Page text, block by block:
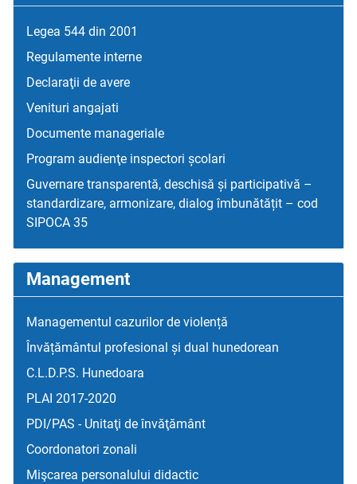
Legea 544 din 2001
Regulamente interne
Declaraţii de avere
Venituri angajati
Documente manageriale
Program audienţe inspectori școlari
Guvernare transparentă, deschisă și participativă –
standardizare, armonizare, dialog îmbunătățit – cod
SIPOCA 35
Management
Managementul cazurilor de violență
Învățământul profesional și dual hunedorean
C.L.D.P.S. Hunedoara
PLAI 2017-2020
PDI/PAS - Unitaţi de învăţământ
Coordonatori zonali
Mişcarea personalului didactic